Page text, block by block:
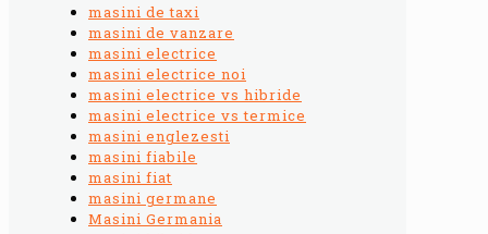
masini de taxi
masini de vanzare
masini electrice
masini electrice noi
masini electrice vs hibride
masini electrice vs termice
masini englezesti
masini fiabile
masini fiat
masini germane
Masini Germania